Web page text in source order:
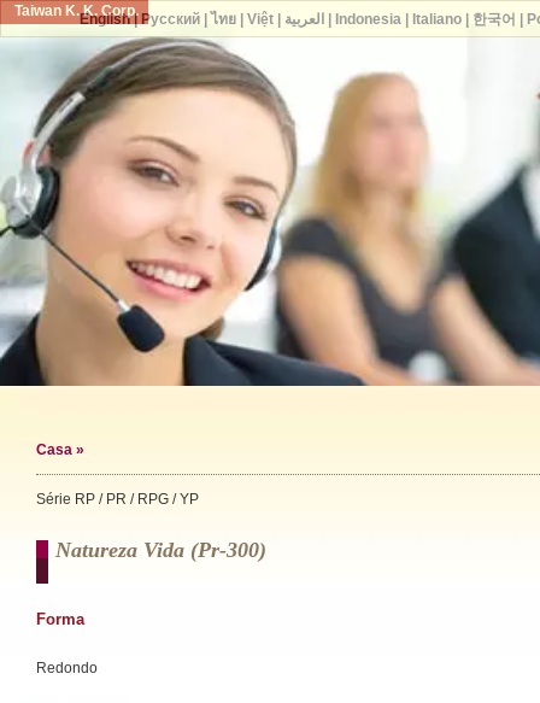
Taiwan K. K. Corp.
Casa »
Série RP / PR / RPG / YP
Natureza Vida (pr-300)
Forma
Redondo
English| Русский| ไทย| Việt| العربية Indonesia| Italiano| 한국어